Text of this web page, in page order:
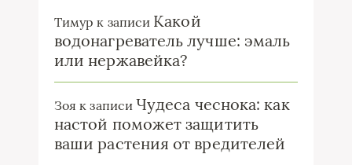
Тимур к записи Какой
водонагреватель лучше: эмаль
или нержавейка?
Зоя к записи Чудеса чеснока: как
настой поможет защитить
ваши растения от вредителей